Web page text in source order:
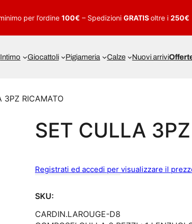
per l’ordine 100€ – Spedizioni GRATISoltre i 250€
Intimo Giocattoli Pigiameria Calze Nuovi arrivi
3PZ RICAMATO
SET CULLA
Registrati ed accedi per visualizzare il
SKU:
CARDIN.LAROUGE-D8